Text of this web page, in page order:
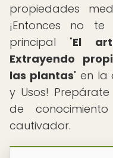
propiedades
¡Entonces no
principal "El
Extrayendo
las plantas" en la
y Usos!
de
cautivador.